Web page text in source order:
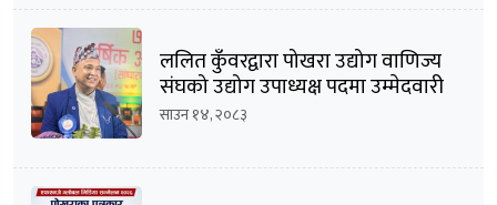
ललित कुँवरद्वारा पोखरा उद्योग वाणिज्य
संघको उद्योग उपाध्यक्ष पदमा उम्मेदवारी
घोषणा
साउन १४, २०८३